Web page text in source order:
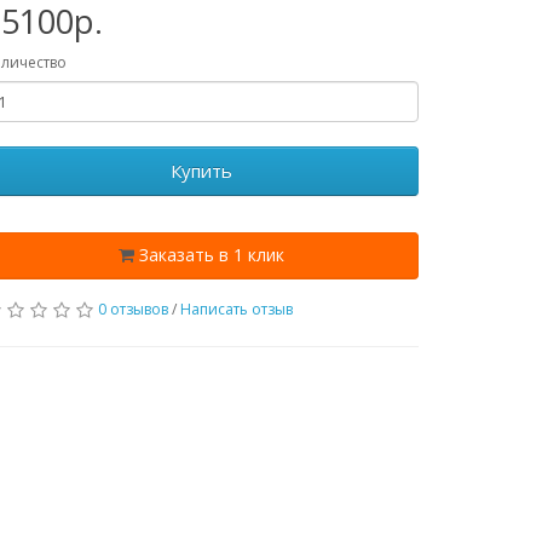
Купить
Заказать в 1 клик
0 отзывов/ Написать отзыв